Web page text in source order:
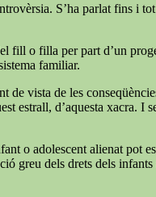
S’ha parlat fins i
fill o filla per part d’un
familiar.
vista de les
estrall, d’aquesta xacra. I
o adolescent alienat pot
greu dels drets dels